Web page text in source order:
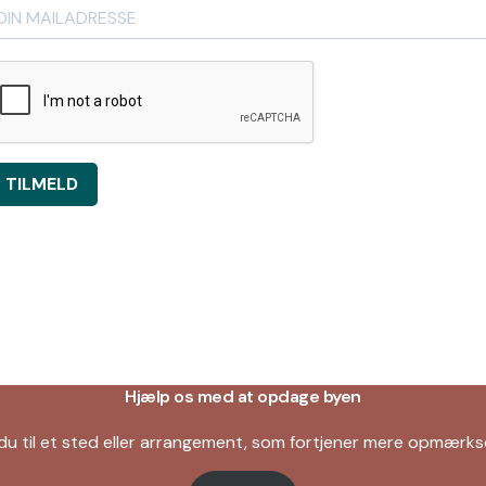
TILMELD
Hjælp os med at opdage byen
til et sted eller arrangement, som fortjener mere